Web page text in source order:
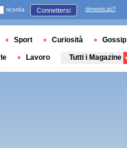
ricorda Connettersi dimenticati?
Sport Curiosità Gossip
Lavoro Tutti i Magazine